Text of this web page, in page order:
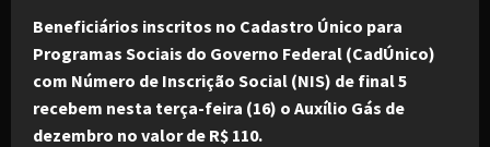
Beneficiários inscritos no Cadastro Único para
Programas Sociais do Governo Federal (CadÚnico)
com Número de Inscrição Social (NIS) de final 5
recebem nesta terça-feira (16) o Auxílio Gás de
dezembro no valor de R$ 110.